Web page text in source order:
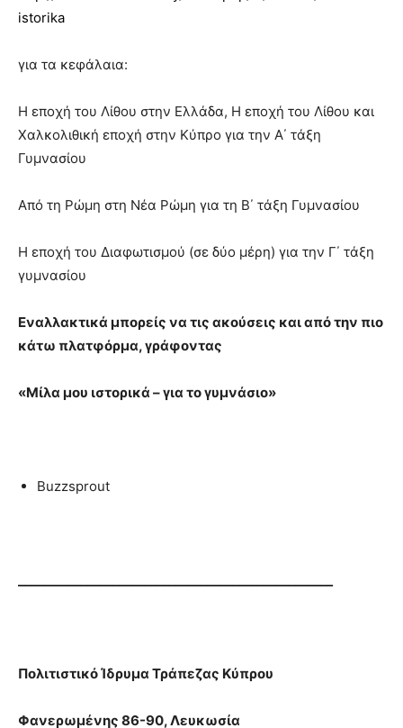
istorika
για τα κεφάλαια:
Η εποχή του Λίθου στην Ελλάδα, Η εποχή του Λίθου και
Χαλκολιθική εποχή στην Κύπρο για την Α΄ τάξη
Γυμνασίου
Από τη Ρώμη στη Νέα Ρώμη για τη Β΄ τάξη Γυμνασίου
Η εποχή του Διαφωτισμού (σε δύο μέρη) για την Γ΄ τάξη
γυμνασίου
Εναλλακτικά μπορείς να τις ακούσεις και από την πιο
κάτω πλατφόρμα, γράφοντας
«Mίλα μου ιστορικά – για το γυμνάσιο»
Buzzsprout
Πολιτιστικό Ίδρυμα Τράπεζας Κύπρου
Φανερωμένης 86-90, Λευκωσία